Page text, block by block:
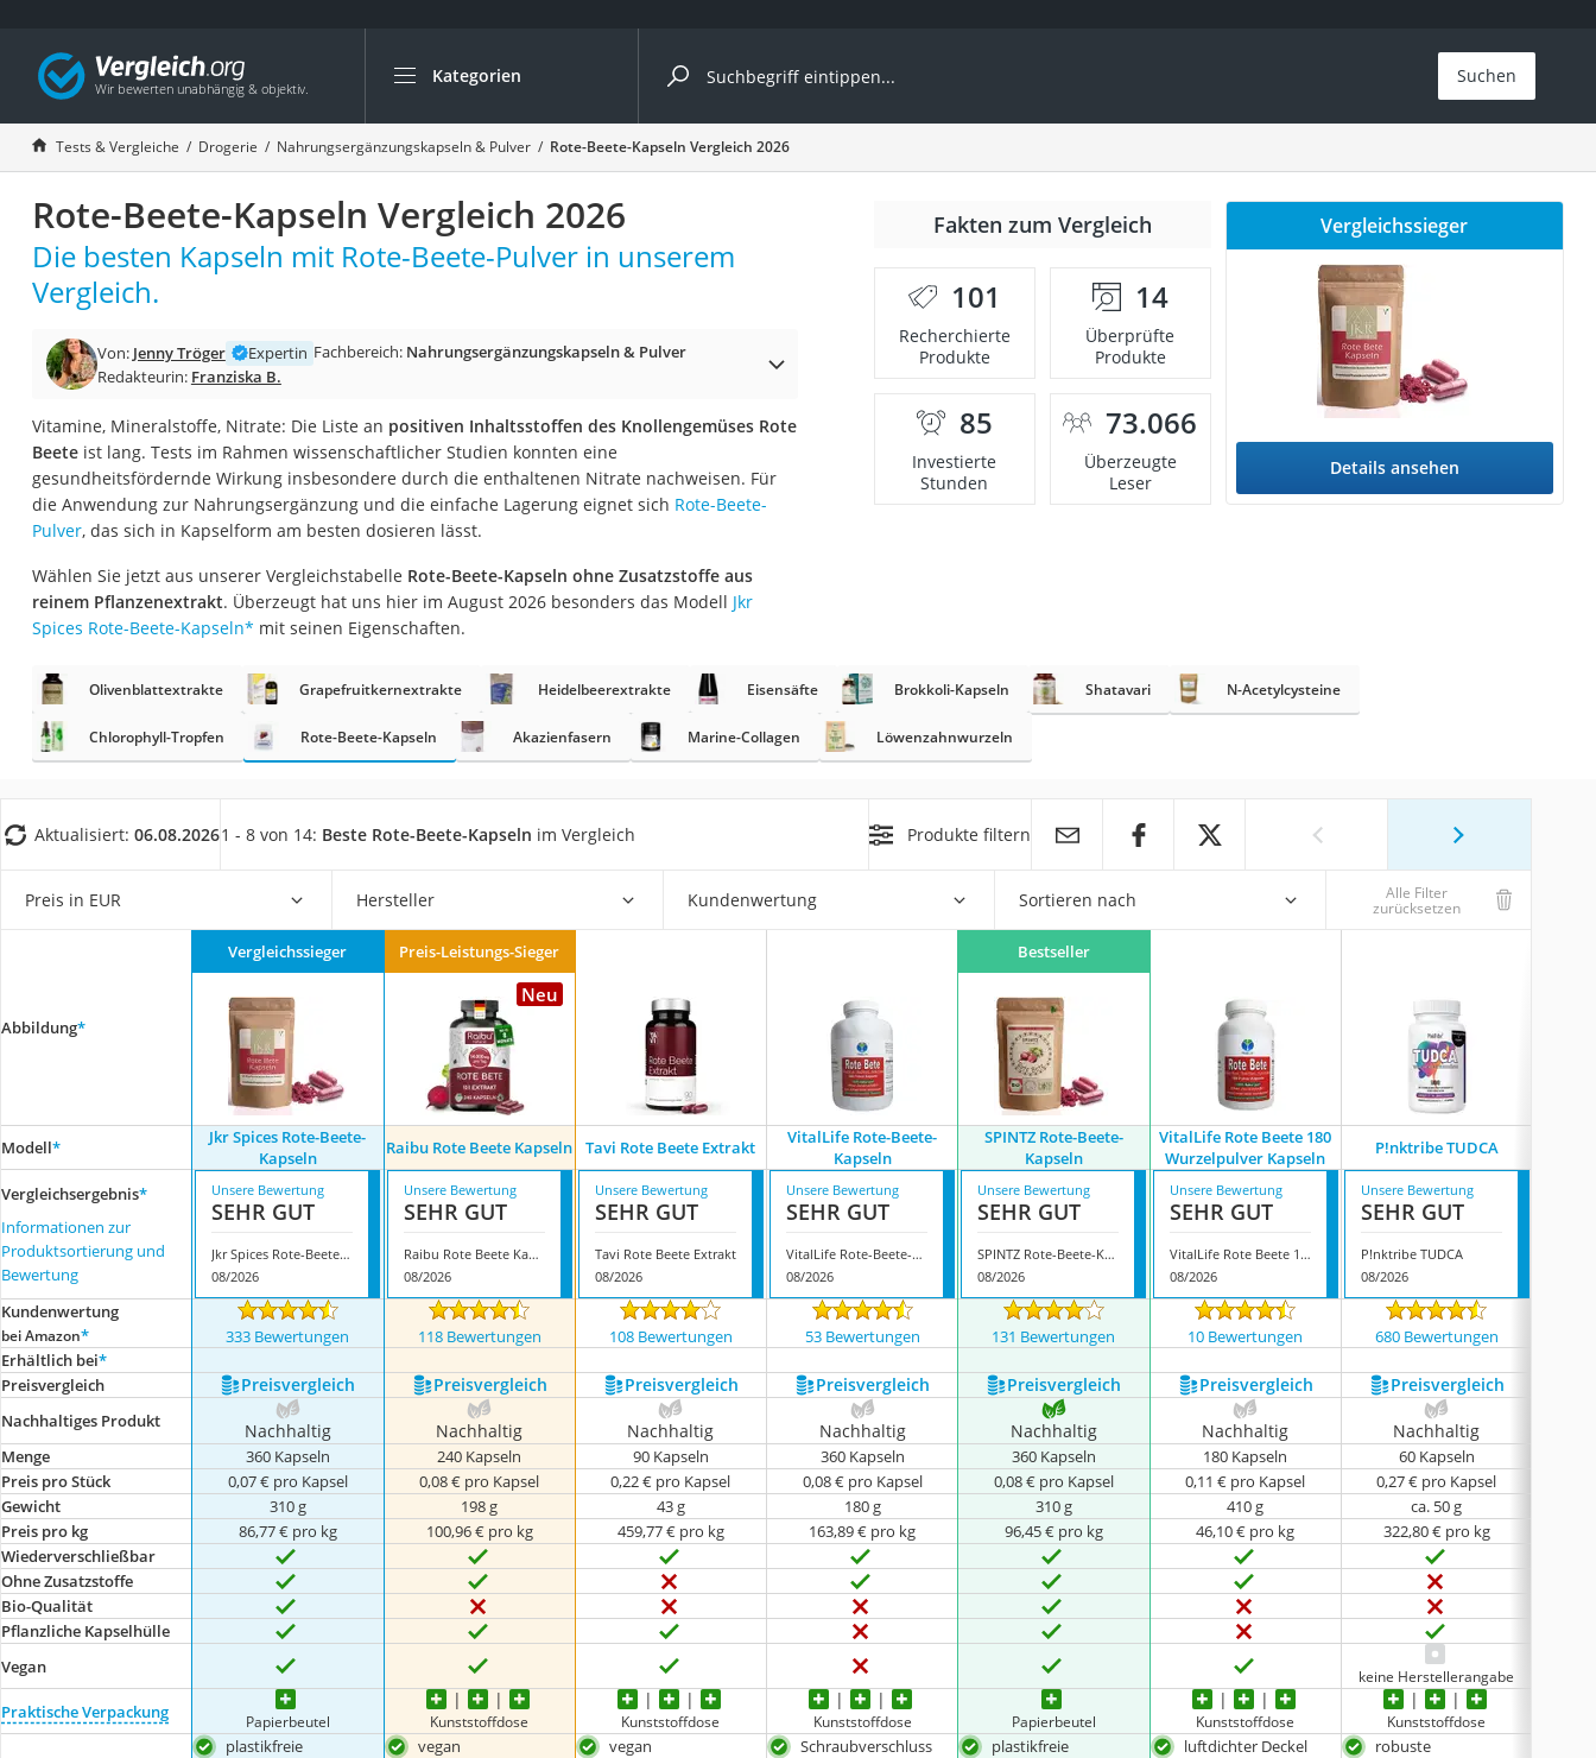
Kategorien
Die beliebtesten Vergleiche nach Kategorie
Drogerie
Inhalator
Haarschneider
Rollator
Rasierer
Massagepistole
Epilierer
Reisehaartrockner
Magnesiumpräparat
Katzenklappe
Zeckenschutz Katze
leichter Haartrockner
Mineralfutter Pferd
Massagegerät
Service
Suchen
Tests & Vergleiche Drogerie Nahrungsergänzungskapseln & Pulver Rote-Beete-Kapseln Vergleich 2026
Rote-Beete-Kapseln Vergleich 2026
Die besten Kapseln mit Rote-Beete-Pulver in unserem
Vergleich.
Von: Jenny Tröger Expertin Fachbereich: Nahrungsergänzungskapseln & Pulver
Redakteurin: Franziska B.
Vitamine, Mineralstoffe, Nitrate: Die Liste an positiven Inhaltsstoffen des Knollengemüses Rote
Beeteist lang. Tests im Rahmen wissenschaftlicher Studien konnten eine
gesundheitsfördernde Wirkung insbesondere durch die enthaltenen Nitrate nachweisen. Für
die Anwendung zur Nahrungsergänzung und die einfache Lagerung eignet sich Rote-Beete-
Pulver, das sich in Kapselform am besten dosieren lässt.
Wählen Sie jetzt aus unserer Vergleichstabelle Rote-Beete-Kapseln ohne Zusatzstoffe aus
reinem Pflanzenextrakt. Überzeugt hat uns hier im August 2026 besonders das Modell Jkr
Spices Rote-Beete-Kapseln* mit seinen Eigenschaften.
Fakten zum Vergleich
101
Recherchierte
Produkte
14
Überprüfte
Produkte
85
Investierte
Stunden
73.066
Überzeugte
Leser
Vergleichssieger
Details ansehen
Olivenblattextrakte Grapefruitkernextrakte Heidelbeerextrakte Eisensäfte Brokkoli-Kapseln Shatavari N-Acetylcysteine
Chlorophyll-Tropfen Rote-Beete-Kapseln Akazienfasern Marine-Collagen Löwenzahnwurzeln
Aktualisiert: 06.08.20261 - 8 von 14: Beste Rote-Beete-Kapseln im Vergleich Produkte filtern
Preis in EUR Hersteller Kundenwertung Sortieren nach Alle Filter
zurücksetzen
Abbildung*
Vergleichssieger Preis-Leistungs-Sieger
Neu
Bestseller
Modell*
Jkr Spices Rote-Beete-
Kapseln
Raibu Rote Beete Kapseln Tavi Rote Beete Extrakt
VitalLife Rote-Beete-
Kapseln
SPINTZ Rote-Beete-
Kapseln
VitalLife Rote Beete 180
Wurzelpulver Kapseln
P!nktribe TUDCA
Vergleichsergebnis*
Informationen zur
Produktsortierung und
Bewertung
Unsere Bewertung
SEHR GUT
Jkr Spices Rote-Beete-Kapseln
08/2026
Unsere Bewertung
SEHR GUT
Raibu Rote Beete Kapseln
08/2026
Unsere Bewertung
SEHR GUT
Tavi Rote Beete Extrakt
08/2026
Unsere Bewertung
SEHR GUT
VitalLife Rote-Beete-Kapseln
08/2026
Unsere Bewertung
SEHR GUT
SPINTZ Rote-Beete-Kapseln
08/2026
Unsere Bewertung
SEHR GUT
VitalLife Rote Beete 180 Wurzelpulver Kapseln
08/2026
Unsere Bewertung
SEHR GUT
P!nktribe TUDCA
08/2026
Kundenwertung
bei Amazon* 333 Bewertungen 118 Bewertungen 108 Bewertungen 53 Bewertungen 131 Bewertungen 10 Bewertungen 680 Bewertungen
Erhältlich bei*
Preis­vergleich
Preis­vergleich Preis­vergleich Preis­vergleich Preis­vergleich Preis­vergleich Preis­vergleich Preis­vergleich
Nachhaltiges Produkt Nachhaltig Nachhaltig Nachhaltig Nachhaltig Nachhaltig Nachhaltig Nachhaltig
Menge 360 Kapseln 240 Kapseln 90 Kapseln 360 Kapseln 360 Kapseln 180 Kapseln 60 Kapseln
Preis pro Stück
0,07 € pro Kapsel 0,08 € pro Kapsel 0,22 € pro Kapsel 0,08 € pro Kapsel 0,08 € pro Kapsel 0,11 € pro Kapsel 0,27 € pro Kapsel
Gewicht
310 g 198 g 43 g 180 g 310 g 410 g
ca. 50 g
Preis pro kg
86,77 € pro kg 100,96 € pro kg 459,77 € pro kg 163,89 € pro kg 96,45 € pro kg 46,10 € pro kg 322,80 € pro kg
Wiederverschließbar
Ohne Zusatzstoffe
Bio-Qualität
Pflanzliche Kapselhülle
Vegan
keine Herstellerangabe
Praktische Verpackung Papierbeutel Kunststoffdose Kunststoffdose Kunststoffdose Papierbeutel Kunststoffdose Kunststoffdose
plastikfreie
vegan
vegan
Schraubverschluss
plastikfreie
luftdichter Deckel
robuste